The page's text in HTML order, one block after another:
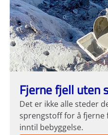
Fjerne fjell uten
Det er ikke alle steder
sprengstoff for å fjerne
inntil bebyggelse.